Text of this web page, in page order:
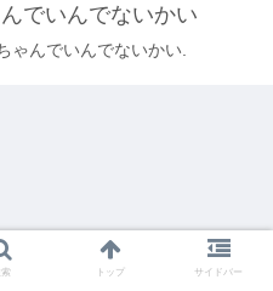
でいんでないかい
ゃんでいんでないかい.
トップ サイドバー